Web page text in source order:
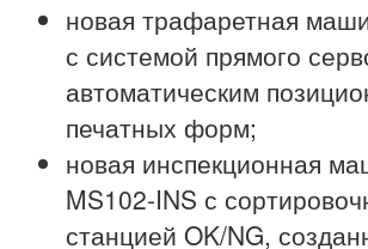
новая трафаретная
с системой прямого
автоматическим
печатных форм;
новая инспекционная
MS102-INS с
станцией OK/NG,